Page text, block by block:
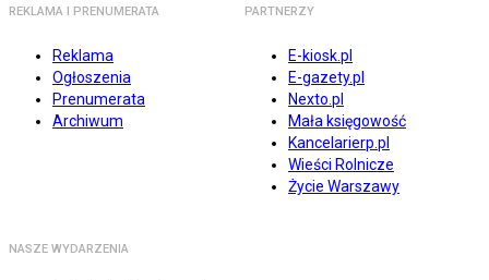
REKLAMA I PRENUMERATA
Reklama
Ogłoszenia
Prenumerata
Archiwum
PARTNERZY
E-kiosk.pl
E-gazety.pl
Nexto.pl
Mała księgowość
Kancelarierp.pl
Wieści Rolnicze
Życie Warszawy
NASZE WYDARZENIA